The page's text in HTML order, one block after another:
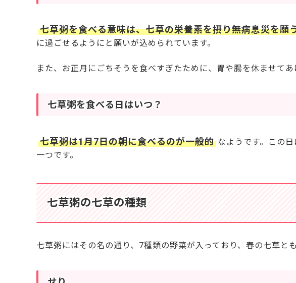
七草粥を食べる意味は、七草の栄養素を摂り無病息災を願
に過ごせるようにと願いが込められています。
また、お正月にごちそうを食べすぎたために、胃や腸を休ませてあ
七草粥を食べる日はいつ？
七草粥は1月7日の朝に食べるのが一般的 なようです。この
一つです。
七草粥の七草の種類
七草粥にはその名の通り、7種類の野菜が入っており、春の七草と